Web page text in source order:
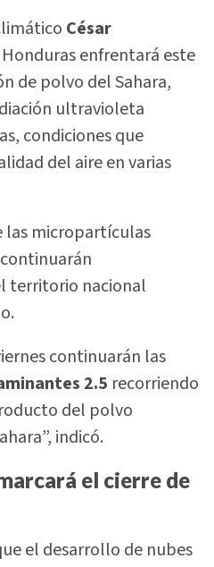
César
enfrentará este
de polvo del Sahara,
ultravioleta
condiciones que
del aire en varias
las micropartículas
continuarán
territorio nacional
continuarán las
2.5 recorriendo
del polvo
indicó.
el cierre de
el desarrollo de nubes